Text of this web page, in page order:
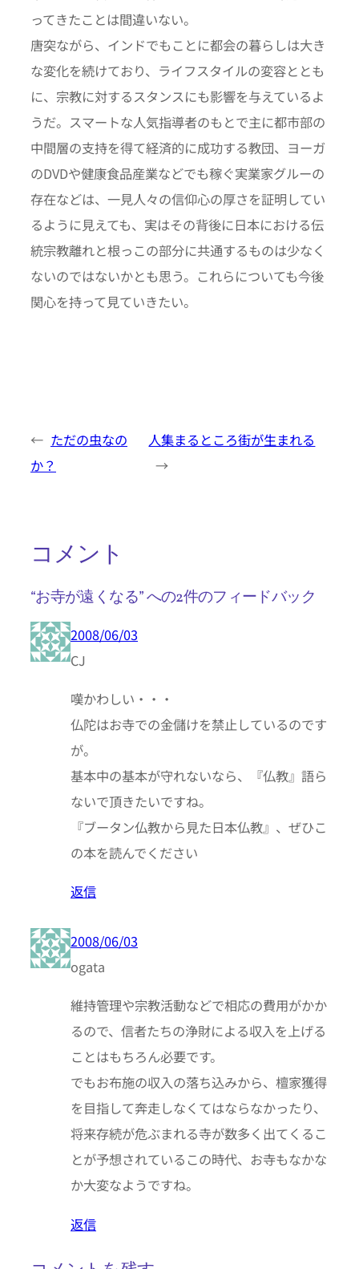
ってきたことは間違いない。
唐突ながら、インドでもことに都会の暮らしは大き
な変化を続けており、ライフスタイルの変容ととも
に、宗教に対するスタンスにも影響を与えているよ
うだ。スマートな人気指導者のもとで主に都市部の
中間層の支持を得て経済的に成功する教団、ヨーガ
のDVDや健康食品産業などでも稼ぐ実業家グルーの
存在などは、一見人々の信仰心の厚さを証明してい
るように見えても、実はその背後に日本における伝
統宗教離れと根っこの部分に共通するものは少なく
ないのではないかとも思う。これらについても今後
関心を持って見ていきたい。
← ただの虫なの
か？
人集まるところ街が生まれる
→
コメント
“お寺が遠くなる” への2件のフィードバック
2008/06/03
CJ
嘆かわしい・・・
仏陀はお寺での金儲けを禁止しているのです
が。
基本中の基本が守れないなら、『仏教』語ら
ないで頂きたいですね。
『ブータン仏教から見た日本仏教』、ぜひこ
の本を読んでください
返信
2008/06/03
ogata
維持管理や宗教活動などで相応の費用がかか
るので、信者たちの浄財による収入を上げる
ことはもちろん必要です。
でもお布施の収入の落ち込みから、檀家獲得
を目指して奔走しなくてはならなかったり、
将来存続が危ぶまれる寺が数多く出てくるこ
とが予想されているこの時代、お寺もなかな
か大変なようですね。
返信